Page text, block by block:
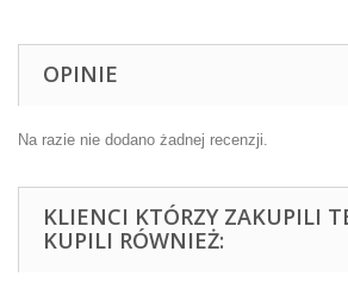
OPINIE
Na razie nie dodano żadnej recenzji.
KLIENCI KTÓRZY ZAKUPILI
KUPILI RÓWNIEŻ: